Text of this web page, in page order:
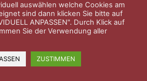
auswählen welche Cookies am
sind dann klicken Sie bitte auf
ANPASSEN". Durch Klick auf
Sie der Verwendung aller
ZUSTIMMEN